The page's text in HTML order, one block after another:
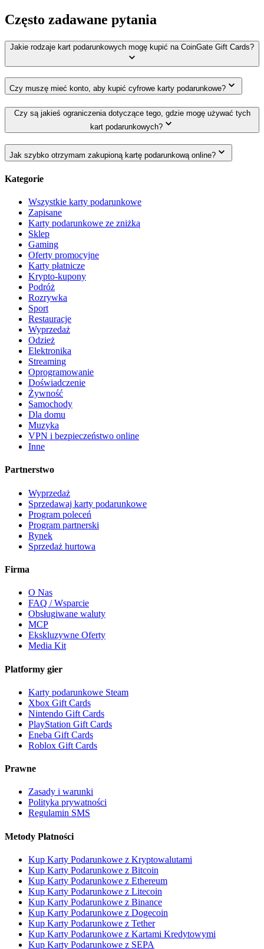
Często zadawane pytania
Jakie rodzaje kart podarunkowych mogę kupić na CoinGate Gift Cards?
Czy muszę mieć konto, aby kupić cyfrowe karty podarunkowe?
Czy są jakieś ograniczenia dotyczące tego, gdzie mogę używać tych
kart podarunkowych?
Jak szybko otrzymam zakupioną kartę podarunkową online?
Kategorie
Wszystkie karty podarunkowe
Zapisane
Karty podarunkowe ze zniżką
Sklep
Gaming
Oferty promocyjne
Karty płatnicze
Krypto-kupony
Podróż
Rozrywka
Sport
Restauracje
Wyprzedaż
Odzież
Elektronika
Streaming
Oprogramowanie
Doświadczenie
Żywność
Samochody
Dla domu
Muzyka
VPN i bezpieczeństwo online
Inne
Partnerstwo
Wyprzedaż
Sprzedawaj karty podarunkowe
Program poleceń
Program partnerski
Rynek
Sprzedaż hurtowa
Firma
O Nas
FAQ / Wsparcie
Obsługiwane waluty
MCP
Ekskluzywne Oferty
Media Kit
Platformy gier
Karty podarunkowe Steam
Xbox Gift Cards
Nintendo Gift Cards
PlayStation Gift Cards
Eneba Gift Cards
Roblox Gift Cards
Prawne
Zasady i warunki
Polityka prywatności
Regulamin SMS
Metody Płatności
Kup Karty Podarunkowe z Kryptowalutami
Kup Karty Podarunkowe z Bitcoin
Kup Karty Podarunkowe z Ethereum
Kup Karty Podarunkowe z Litecoin
Kup Karty Podarunkowe z Binance
Kup Karty Podarunkowe z Dogecoin
Kup Karty Podarunkowe z Tether
Kup Karty Podarunkowe z Kartami Kredytowymi
Kup Karty Podarunkowe z SEPA